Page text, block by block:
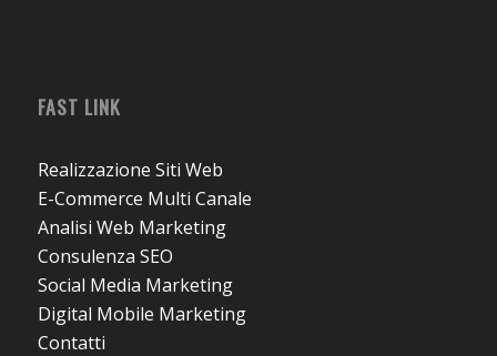
FAST LINK
Realizzazione Siti Web
E-Commerce Multi Canale
Analisi Web Marketing
Consulenza SEO
Social Media Marketing
Digital Mobile Marketing
Contatti